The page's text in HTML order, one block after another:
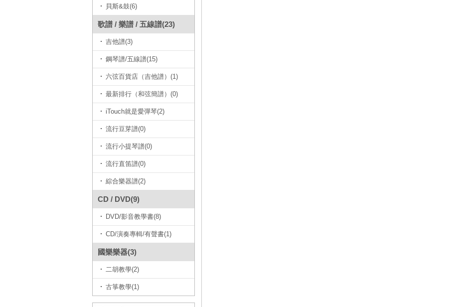
貝斯&鼓(6)
歌譜 / 樂譜 / 五線譜(23)
吉他譜(3)
鋼琴譜/五線譜(15)
六弦百貨店（吉他譜）(1)
最新排行（和弦簡譜）(0)
iTouch就是愛彈琴(2)
流行豆芽譜(0)
流行小提琴譜(0)
流行直笛譜(0)
綜合樂器譜(2)
CD / DVD(9)
DVD/影音教學書(8)
CD/演奏專輯/有聲書(1)
國樂樂器(3)
二胡教學(2)
古箏教學(1)